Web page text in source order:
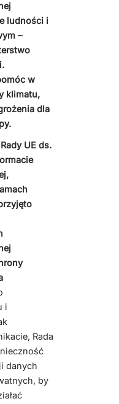
ludności i
–
w
klimatu,
dla
UE ds.
i
Rada
danych
by